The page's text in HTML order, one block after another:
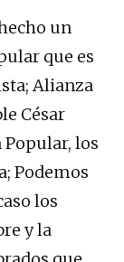
un
que es
Alianza
César
Popular, los
Podemos
los
y la